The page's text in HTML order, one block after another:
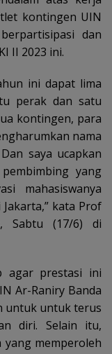
kontingen UIN
dan
II 2023 ini.
ini dapat lima
perak dan satu
kontingen, para
nama
saya ucapkan
yang
mahasiswanya
kata Prof
Sabtu (17/6) di
agar prestasi ini
Ar-Raniry Banda
untuk untuk terus
diri. Selain itu,
yang memperoleh